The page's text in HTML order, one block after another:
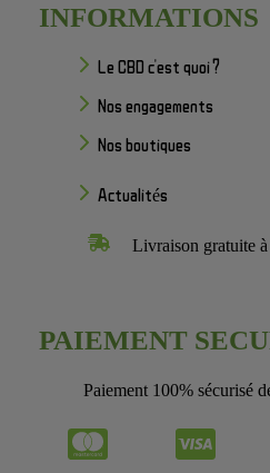
INFORMATIONS
Le CBD c'est quoi ?
Nos engagements
Nos boutiques
Actualités
Livraison gratuite
PAIEMENT
Paiement 100% sécurisé